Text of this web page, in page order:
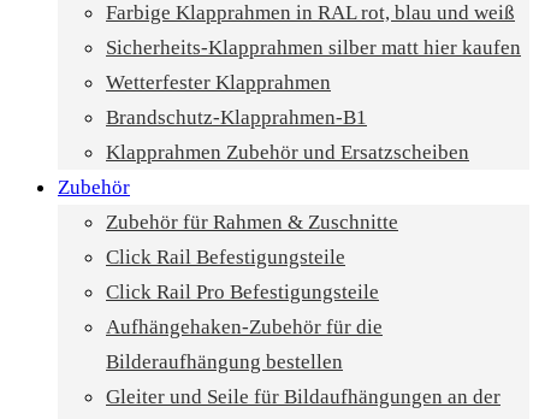
Farbige Klapprahmen in RAL rot, blau und weiß
Sicherheits-Klapprahmen silber matt hier kaufen
Wetterfester Klapprahmen
Brandschutz-Klapprahmen-B1
Klapprahmen Zubehör und Ersatzscheiben
Zubehör
Zubehör für Rahmen & Zuschnitte
Click Rail Befestigungsteile
Click Rail Pro Befestigungsteile
Aufhängehaken-Zubehör für die
Bilderaufhängung bestellen
Gleiter und Seile für Bildaufhängungen an der